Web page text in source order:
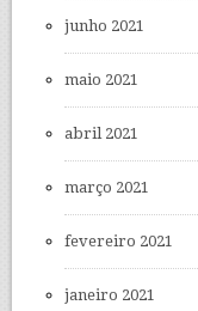
junho 2021
maio 2021
abril 2021
março 2021
fevereiro 2021
janeiro 2021